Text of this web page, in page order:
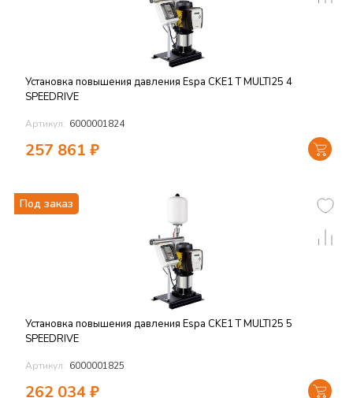
Установка повышения давления Espa CKE1 T MULTI25 4
SPEEDRIVE
Артикул: 6000001824
257 861 ₽
Под заказ
Установка повышения давления Espa CKE1 T MULTI25 5
SPEEDRIVE
Артикул: 6000001825
262 034₽